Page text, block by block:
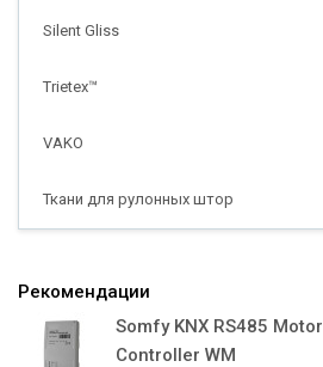
Silent Gliss
Trietex™
VAKO
Ткани для рулонных штор
Рекомендации
Somfy KNX RS485 Motor
Controller WM